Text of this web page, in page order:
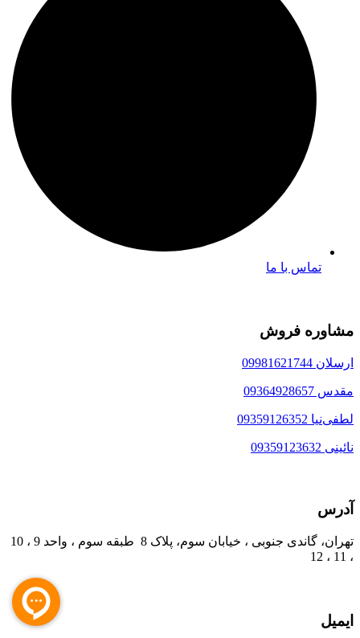
تماس با ما
مشاوره فروش
ارسلان 09981621744
مقدس 09364928657
لطفی‌نیا 09359126352
نائینی 09359123632
آدرس
تهران، گاندی جنوبی ، خیابان سوم، پلاک 8 طبقه سوم ، واحد 9 ، 10
، 11 ، 12
ایمیل